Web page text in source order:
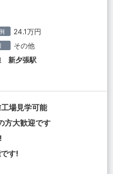
24.1万円
その他
新夕張駅
場見学可能
方大歓迎です
す!